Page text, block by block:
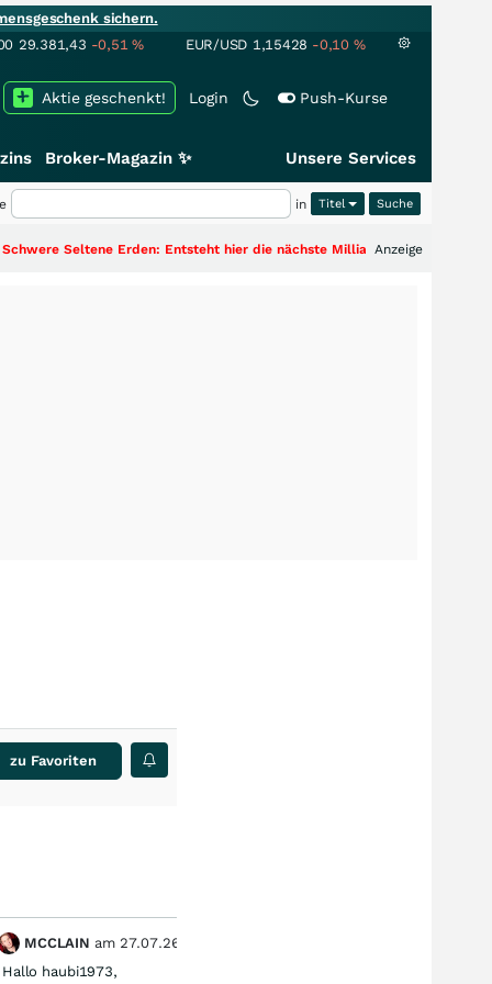
sichern.
29.381,43 -0,51% EUR/USD 1,15428 -0,10 %
Login Push-Kurse
Aktie geschenkt!
Broker-Magazin ✨ Unsere Services
in Titel
Erden: Entsteht hier die nächste Milliardenstory?+++Anzeige
zu Favoriten
MCCLAIN am 27.07.26
Hallo haubi1973,